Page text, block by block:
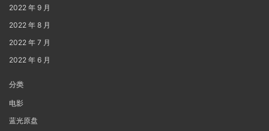
2022 年 9 月
2022 年 8 月
2022 年 7 月
2022 年 6 月
分类
电影
蓝光原盘